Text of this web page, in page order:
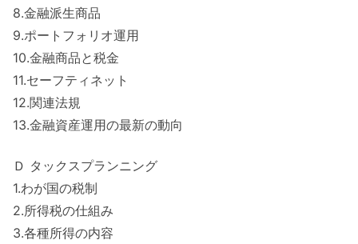
8.金融派生商品
9.ポートフォリオ運用
10.金融商品と税金
11.セーフティネット
12.関連法規
13.金融資産運用の最新の動向
Ｄ タックスプランニング
1.わが国の税制
2.所得税の仕組み
3.各種所得の内容